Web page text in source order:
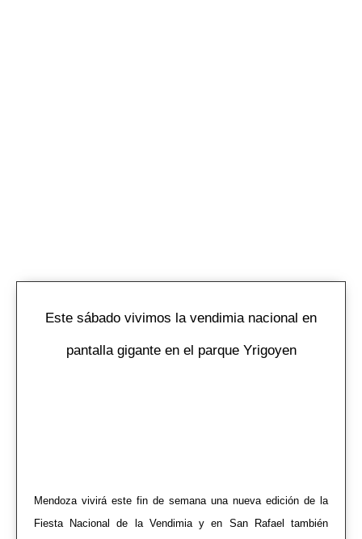
Este sábado vivimos la vendimia nacional en
pantalla gigante en el parque Yrigoyen
Mendoza vivirá este fin de semana una nueva edición de la
Fiesta Nacional de la Vendimia y en San Rafael también